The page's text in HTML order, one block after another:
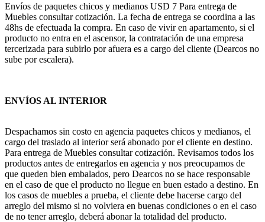
Envíos de paquetes chicos y medianos USD 7 Para entrega de
Muebles consultar cotización. La fecha de entrega se coordina a las
48hs de efectuada la compra. En caso de vivir en apartamento, si el
producto no entra en el ascensor, la contratación de una empresa
tercerizada para subirlo por afuera es a cargo del cliente (Dearcos no
sube por escalera).
ENVÍOS AL INTERIOR
Despachamos sin costo en agencia paquetes chicos y medianos, el
cargo del traslado al interior será abonado por el cliente en destino.
Para entrega de Muebles consultar cotización. Revisamos todos los
productos antes de entregarlos en agencia y nos preocupamos de
que queden bien embalados, pero Dearcos no se hace responsable
en el caso de que el producto no llegue en buen estado a destino. En
los casos de muebles a prueba, el cliente debe hacerse cargo del
arreglo del mismo si no volviera en buenas condiciones o en el caso
de no tener arreglo, deberá abonar la totalidad del producto.